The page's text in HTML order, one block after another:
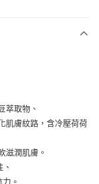
萃取物、
肌膚紋路，含冷壓荷荷
滋潤肌膚。
。